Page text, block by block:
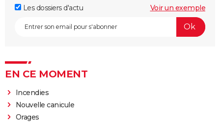
Les dossiers d'actu
Voir un exemple
EN CE MOMENT
Incendies
Nouvelle canicule
Orages